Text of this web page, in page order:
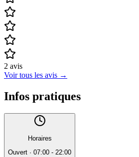
2 avis
Voir tous les avis →
Infos pratiques
Horaires
Ouvert · 07:00 - 22:00